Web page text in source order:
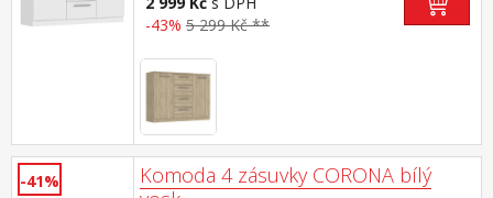
-43% 5 299 Kč **
-41%
Komoda 4 zásuvky CORONA bílý